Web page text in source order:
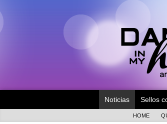
Noticias Sellos
HOME